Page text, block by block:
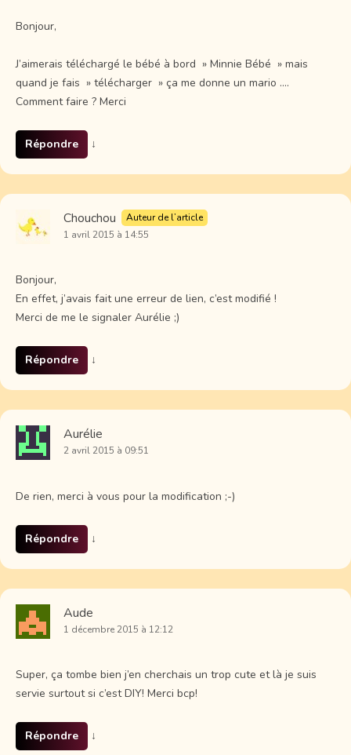
Bonjour,
J’aimerais téléchargé le bébé à bord » Minnie Bébé » mais
quand je fais » télécharger » ça me donne un mario ….
Comment faire ? Merci
Répondre ↓
Chouchou
Auteur de l’article
1 avril 2015 à 14:55
Bonjour,
En effet, j’avais fait une erreur de lien, c’est modifié !
Merci de me le signaler Aurélie ;)
Répondre ↓
Aurélie
2 avril 2015 à 09:51
De rien, merci à vous pour la modification ;-)
Répondre ↓
Aude
1 décembre 2015 à 12:12
Super, ça tombe bien j’en cherchais un trop cute et là je suis
servie surtout si c’est DIY! Merci bcp!
Répondre ↓